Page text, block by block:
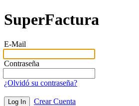
SuperFactura
E-Mail
Contraseña
¿Olvidó su contraseña?
Crear Cuenta